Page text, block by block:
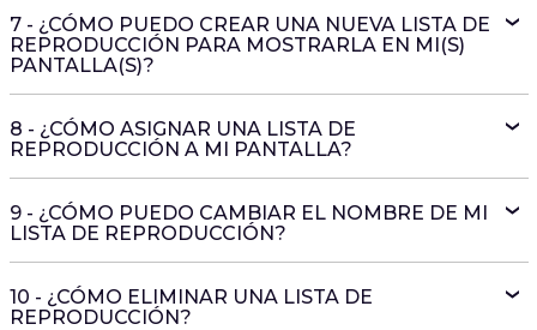
7 - ¿CÓMO PUEDO CREAR UNA NUEVA LISTA DE
REPRODUCCIÓN PARA MOSTRARLA EN MI(S)
PANTALLA(S)?
8 - ¿CÓMO ASIGNAR UNA LISTA DE
REPRODUCCIÓN A MI PANTALLA?
9 - ¿CÓMO PUEDO CAMBIAR EL NOMBRE DE MI
LISTA DE REPRODUCCIÓN?
10 - ¿CÓMO ELIMINAR UNA LISTA DE
REPRODUCCIÓN?